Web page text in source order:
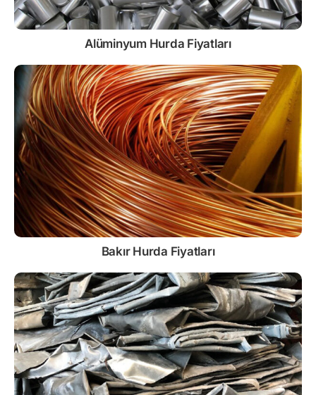
Alüminyum Hurda Fiyatları
Bakır Hurda Fiyatları